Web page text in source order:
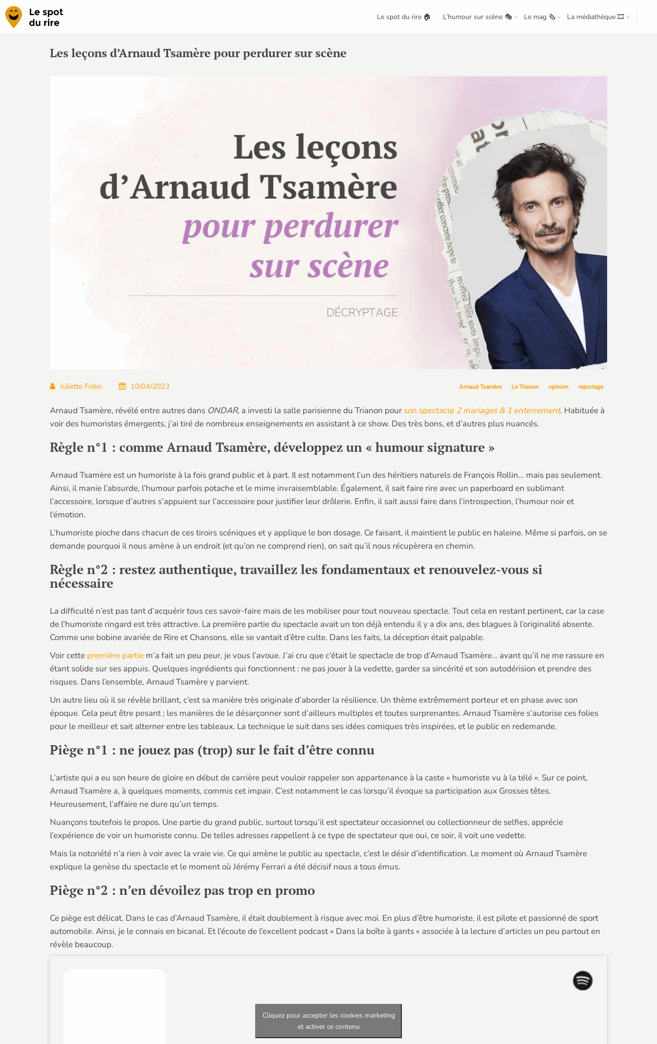
Le spot du rire 🏠 L’humour sur scène 🎭 Le mag 🗞️ La médiathèque 🎞️
Les leçons d’Arnaud Tsamère pour perdurer sur scène
Juliette Follin 10/04/2023 Arnaud Tsamère Le Trianon opinion reportage
Arnaud Tsamère, révélé entre autres dans ONDAR, a investi la salle parisienne du Trianon pour son spectacle 2 mariages & 1 enterrement. Habituée à
voir des humoristes émergents, j’ai tiré de nombreux enseignements en assistant à ce show. Des très bons, et d’autres plus nuancés.
Règle n°1 : comme Arnaud Tsamère, développez un « humour signature »
Arnaud Tsamère est un humoriste à la fois grand public et à part. Il est notamment l’un des héritiers naturels de François Rollin… mais pas seulement.
Ainsi, il manie l’absurde, l’humour parfois potache et le mime invraisemblable. Également, il sait faire rire avec un paperboard en sublimant
l’accessoire, lorsque d’autres s’appuient sur l’accessoire pour justifier leur drôlerie. Enfin, il sait aussi faire dans l’introspection, l’humour noir et
l’émotion.
L’humoriste pioche dans chacun de ces tiroirs scéniques et y applique le bon dosage. Ce faisant, il maintient le public en haleine. Même si parfois, on se
demande pourquoi il nous amène à un endroit (et qu’on ne comprend rien), on sait qu’il nous récupèrera en chemin.
Règle n°2 : restez authentique, travaillez les fondamentaux et renouvelez-vous si
nécessaire
La difficulté n’est pas tant d’acquérir tous ces savoir-faire mais de les mobiliser pour tout nouveau spectacle. Tout cela en restant pertinent, car la case
de l’humoriste ringard est très attractive. La première partie du spectacle avait un ton déjà entendu il y a dix ans, des blagues à l’originalité absente.
Comme une bobine avariée de Rire et Chansons, elle se vantait d’être culte. Dans les faits, la déception était palpable.
Voir cette première partie m’a fait un peu peur, je vous l’avoue. J’ai cru que c’était le spectacle de trop d’Arnaud Tsamère… avant qu’il ne me rassure en
étant solide sur ses appuis. Quelques ingrédients qui fonctionnent : ne pas jouer à la vedette, garder sa sincérité et son autodérision et prendre des
risques. Dans l’ensemble, Arnaud Tsamère y parvient.
Un autre lieu où il se révèle brillant, c’est sa manière très originale d’aborder la résilience. Un thème extrêmement porteur et en phase avec son
époque. Cela peut être pesant ; les manières de le désarçonner sont d’ailleurs multiples et toutes surprenantes. Arnaud Tsamère s’autorise ces folies
pour le meilleur et sait alterner entre les tableaux. La technique le suit dans ses idées comiques très inspirées, et le public en redemande.
Piège n°1 : ne jouez pas (trop) sur le fait d’être connu
L’artiste qui a eu son heure de gloire en début de carrière peut vouloir rappeler son appartenance à la caste « humoriste vu à la télé ». Sur ce point,
Arnaud Tsamère a, à quelques moments, commis cet impair. C’est notamment le cas lorsqu’il évoque sa participation aux Grosses têtes.
Heureusement, l’affaire ne dure qu’un temps.
Nuançons toutefois le propos. Une partie du grand public, surtout lorsqu’il est spectateur occasionnel ou collectionneur de selfies, apprécie
l’expérience de voir un humoriste connu. De telles adresses rappellent à ce type de spectateur que oui, ce soir, il voit une vedette.
Mais la notoriété n’a rien à voir avec la vraie vie. Ce qui amène le public au spectacle, c’est le désir d’identification. Le moment où Arnaud Tsamère
explique la genèse du spectacle et le moment où Jérémy Ferrari a été décisif nous a tous émus.
Piège n°2 : n’en dévoilez pas trop en promo
Ce piège est délicat. Dans le cas d’Arnaud Tsamère, il était doublement à risque avec moi. En plus d’être humoriste, il est pilote et passionné de sport
automobile. Ainsi, je le connais en bicanal. Et l’écoute de l’excellent podcast « Dans la boîte à gants » associée à la lecture d’articles un peu partout en
révèle beaucoup.
Cliquez pour accepter les cookies marketing
et activer ce contenu